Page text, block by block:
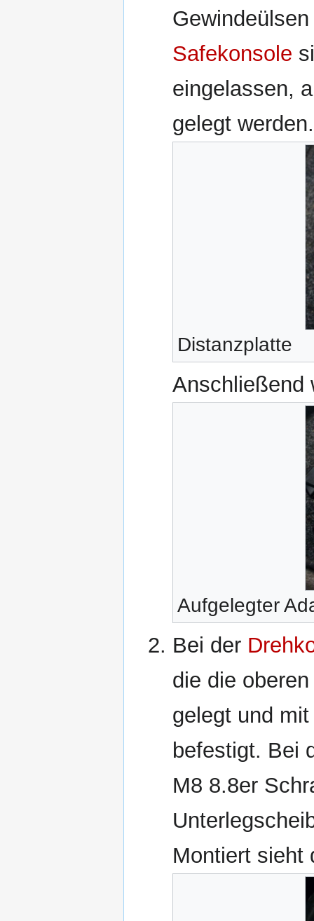
Safekonsole
eingelassen,
gelegt werden.
Distanzplatte
Anschließend
Aufgelegter
Bei der
die die
gelegt und
befestigt. Bei
M8 8.8er
Montiert sieht